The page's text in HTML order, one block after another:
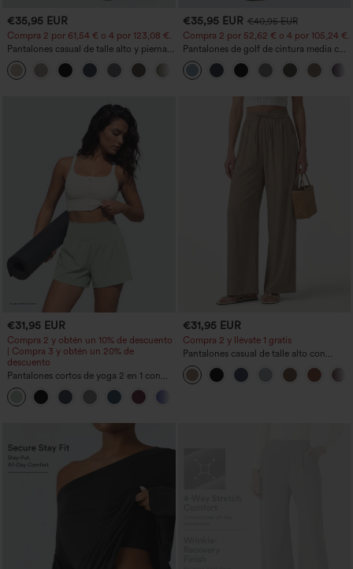
€35,95 EUR
Compra 2 por 61,54 € o 4 por 123,08 €.
Pantalones casual de talle alto y pierna
recta con tacto de lino y bolsillos
+5
€35,95 EUR €40,95 EUR
Compra 2 por 52,62 € o 4 por 105,24 €.
Pantalones de golf de cintura media con
cordón, dobladillo curvo, secado rápido,
de corte cónico y con bolsillos - UPF40+
€31,95 EUR
Compra 2 y obtén un 10% de descuento
| Compra 3 y obtén un 20% de
descuento
Pantalones cortos de yoga 2 en 1 con
bolsillo trasero de talle muy alto y
bolsillo lateral oculto de 5&#39;&#39;
de longitud más larga
€31,95 EUR
Compra 2 y llévate 1 gratis
Pantalones casual de talle alto con
cordón, pernera ancha, en mezcla de
lino y con bolsillos